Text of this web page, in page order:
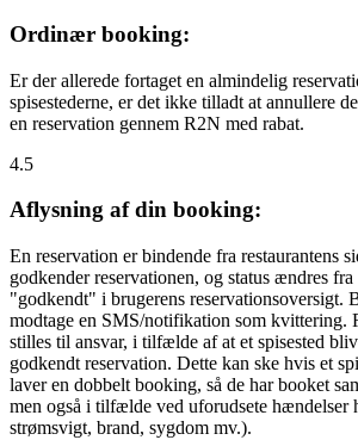
Ordinær booking:
Er der allerede fortaget en almindelig
spisestederne, er det ikke tilladt at annullere
en reservation gennem R2N med rabat.
4.5
Aflysning af din booking:
En reservation er bindende fra restaurantens
godkender reservationen, og status ændres
"godkendt" i brugerens reservationsoversigt.
modtage en SMS/notifikation som kvittering.
stilles til ansvar, i tilfælde af at et spisested
godkendt reservation. Dette kan ske hvis et
laver en dobbelt booking, så de har booket
men også i tilfælde ved uforudsete hændelser
strømsvigt, brand, sygdom mv.).